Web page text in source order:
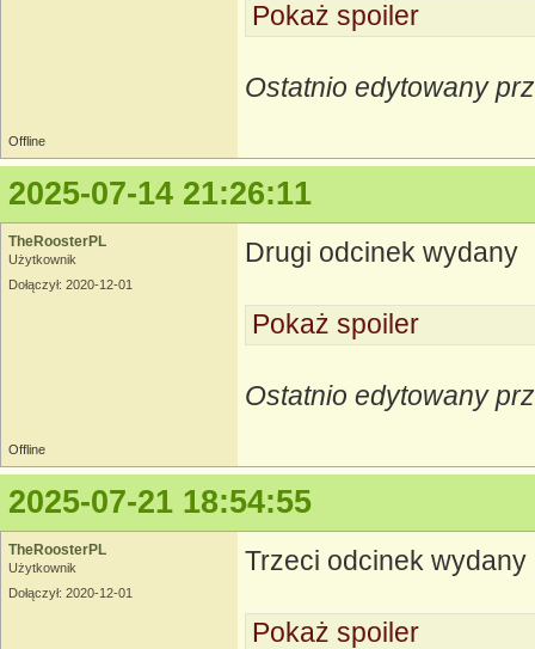
Pokaż spoiler
Ostatnio edytowany
Offline
2025-07-14 21:26:11
TheRoosterPL
Użytkownik
Dołączył: 2020-12-01
Drugi odcinek wydany
Pokaż spoiler
Ostatnio edytowany
Offline
2025-07-21 18:54:55
TheRoosterPL
Użytkownik
Dołączył: 2020-12-01
Trzeci odcinek wydany
Pokaż spoiler